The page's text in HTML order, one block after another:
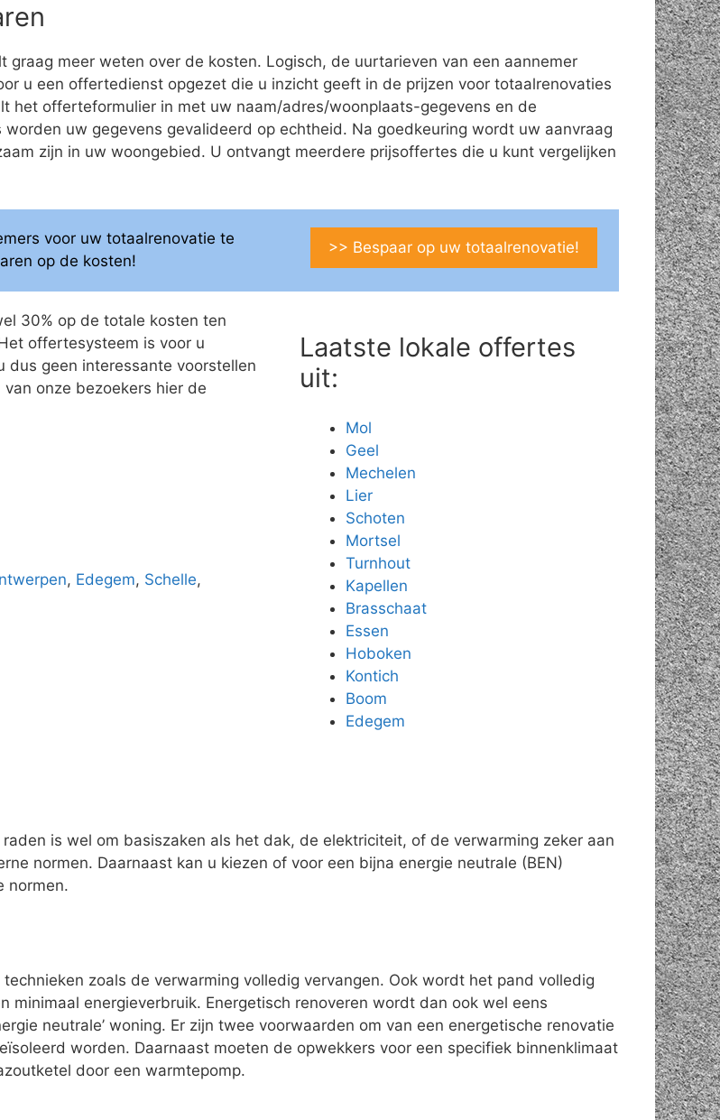
meer weten over de kosten. Logisch, de uurtarieven van een aannemer
u een offertedienst opgezet die u inzicht geeft in de prijzen voor totaalrenovaties
het offerteformulier in met uw naam/adres/woonplaats-gegevens en de
uw gegevens gevalideerd op echtheid. Na goedkeuring wordt uw aanvraag
zijn in uw woongebied. U ontvangt meerdere prijsoffertes die u kunt vergelijken
voor uw totaalrenovatie te
op de kosten!
>> Bespaar op uw totaalrenovatie!
30% op de totale kosten ten
offertesysteem is voor u
dus geen interessante voorstellen
onze bezoekers hier de
, Edegem, Schelle,
Laatste lokale offertes
uit:
Mol
Geel
Mechelen
Lier
Schoten
Mortsel
Turnhout
Kapellen
Brasschaat
Essen
Hoboken
Kontich
Boom
Edegem
is wel om basiszaken als het dak, de elektriciteit, of de verwarming zeker aan
normen. Daarnaast kan u kiezen of voor een bijna energie neutrale (BEN)
normen.
zoals de verwarming volledig vervangen. Ook wordt het pand volledig
energieverbruik. Energetisch renoveren wordt dan ook wel eens
neutrale’ woning. Er zijn twee voorwaarden om van een energetische renovatie
worden. Daarnaast moeten de opwekkers voor een specifiek binnenklimaat
door een warmtepomp.